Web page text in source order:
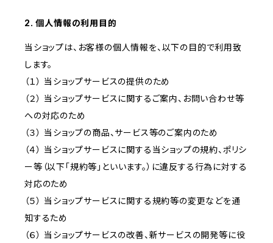
2. 個人情報の利用目的
当ショップは、お客様の個人情報を、以下の目的で利用致
します。
（１） 当ショップサービスの提供のため
（２） 当ショップサービスに関するご案内、お問い合わせ等
への対応のため
（３） 当ショップの商品、サービス等のご案内のため
（４） 当ショップサービスに関する当ショップの規約、ポリシ
ー等（以下「規約等」といいます。）に違反する行為に対する
対応のため
（５） 当ショップサービスに関する規約等の変更などを通
知するため
（６） 当ショップサービスの改善、新サービスの開発等に役